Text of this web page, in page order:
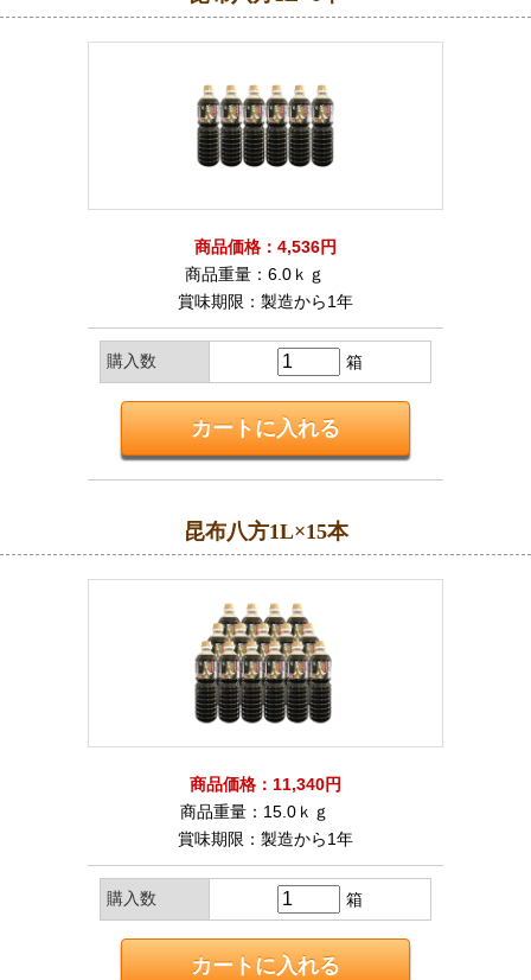
商品価格：4,536円
商品重量：6.0ｋｇ
賞味期限：製造から1年
購入数 箱
昆布八方1L×15本
商品価格：11,340円
商品重量：15.0ｋｇ
賞味期限：製造から1年
購入数 箱